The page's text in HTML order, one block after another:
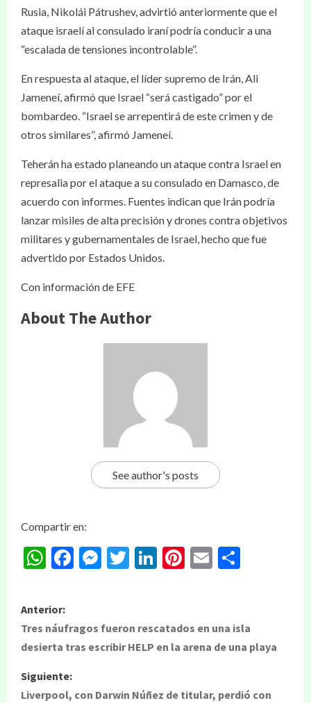
Rusia, Nikolái Pátrushev, advirtió anteriormente que el
ataque israelí al consulado iraní podría conducir a una
“escalada de tensiones incontrolable”.
En respuesta al ataque, el líder supremo de Irán, Ali
Jameneí, afirmó que Israel “será castigado” por el
bombardeo. “Israel se arrepentirá de este crimen y de
otros similares”, afirmó Jameneí.
Teherán ha estado planeando un ataque contra Israel en
represalia por el ataque a su consulado en Damasco, de
acuerdo con informes. Fuentes indican que Irán podría
lanzar misiles de alta precisión y drones contra objetivos
militares y gubernamentales de Israel, hecho que fue
advertido por Estados Unidos.
Con información de EFE
About The Author
See author's posts
Compartir en:
WhatsApp
Facebook
Messenger
Twitter
LinkedIn
Pinterest
Email
Anterior:
Tres náufragos fueron rescatados en una isla
desierta tras escribir HELP en la arena de una playa
Siguiente:
Liverpool, con Darwin Núñez de titular, perdió con